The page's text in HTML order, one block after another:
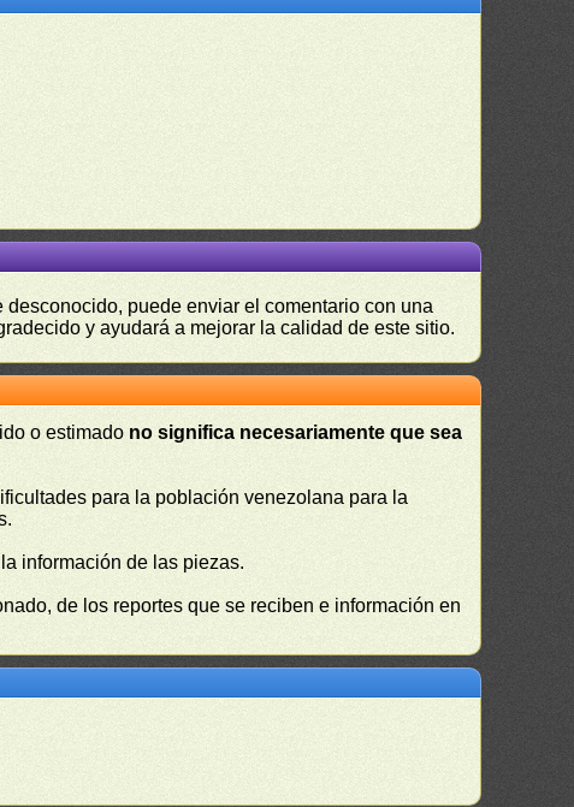
puede enviar el comentario con una
y ayudará a mejorar la calidad de este sitio.
o estimado no significa necesariamente que sea
para la población venezolana para la
información de las piezas.
de los reportes que se reciben e información en